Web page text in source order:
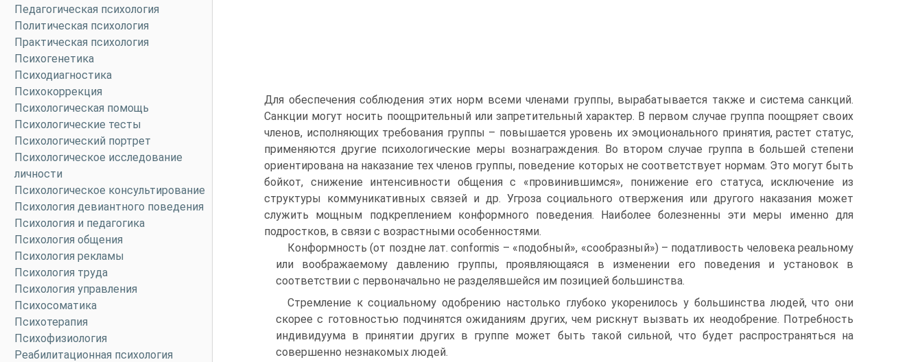
Педагогическая психология
Политическая психология
Практическая психология
Психогенетика
Психодиагностика
Психокоррекция
Психологическая помощь
Психологические тесты
Психологический портрет
Психологическое исследование
личности
Психологическое консультирование
Психология девиантного поведения
Психология и педагогика
Психология общения
Психология рекламы
Психология труда
Психология управления
Психосоматика
Психотерапия
Психофизиология
Реабилитационная психология
Для обеспечения соблюдения этих норм всеми членами группы, вырабатывается также и система санкций.
Санкции могут носить поощрительный или запретительный характер. В первом случае группа поощряет своих
членов, исполняющих требования группы – повышается уровень их эмоционального принятия, растет статус,
применяются другие психологические меры вознаграждения. Во втором случае группа в большей степени
ориентирована на наказание тех членов группы, поведение которых не соответствует нормам. Это могут быть
бойкот, снижение интенсивности общения с «провинившимся», понижение его статуса, исключение из
структуры коммуникативных связей и др. Угроза социального отвержения или другого наказания может
служить мощным подкреплением конформного поведения. Наиболее болезненны эти меры именно для
подростков, в связи с возрастными особенностями.
Конформность (от поздне лат. conformis – «подобный», «сообразный») – податливость человека реальному
или воображаемому давлению группы, проявляющаяся в изменении его поведения и установок в
соответствии с первоначально не разделявшейся им позицией большинства.
Стремление к социальному одобрению настолько глубоко укоренилось у большинства людей, что они
скорее с готовностью подчинятся ожиданиям других, чем рискнут вызвать их неодобрение. Потребность
индивидуума в принятии других в группе может быть такой сильной, что будет распространяться на
совершенно незнакомых людей.